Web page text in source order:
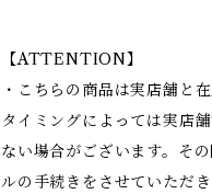
【ATTENTION】
・こちらの商品は実店舗と
タイミングによっては実店
ない場合がございます。そ
ルの手続きをさせていただ